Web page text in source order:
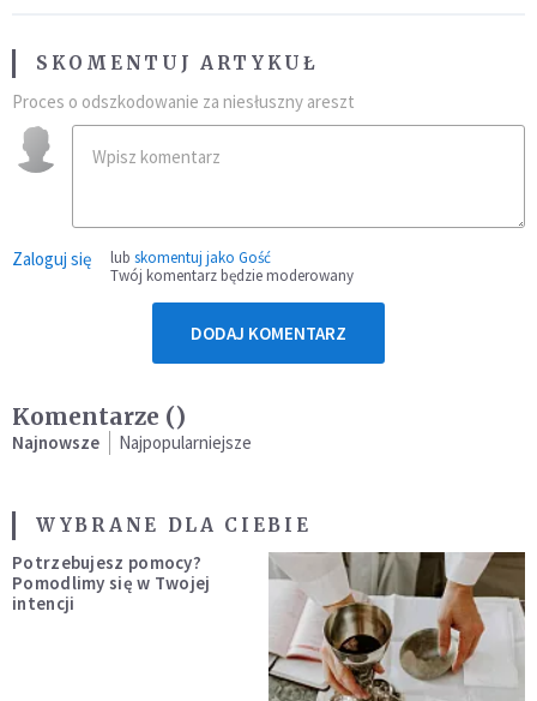
SKOMENTUJ ARTYKUŁ
Proces o odszkodowanie za niesłuszny areszt
Zaloguj się lub skomentuj jako Gość
Twój komentarz będzie moderowany
DODAJ KOMENTARZ
Komentarze ()
Najnowsze Najpopularniejsze
WYBRANE DLA CIEBIE
Potrzebujesz pomocy?
Pomodlimy się w Twojej
intencji